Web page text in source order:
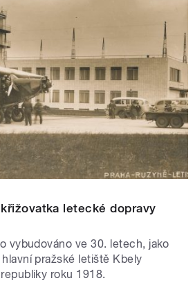
letecké dopravy
vybudováno ve 30. letech, jako
pražské letiště Kbely
roku 1918.